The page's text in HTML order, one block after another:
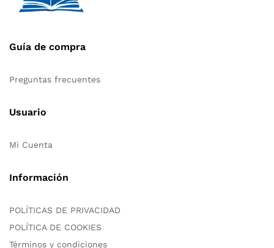
Guía de compra
Preguntas frecuentes
Usuario
Mi Cuenta
Información
POLÍTICAS DE PRIVACIDAD
POLÍTICA DE COOKIES
Términos y condiciones